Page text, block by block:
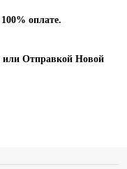
оплате.
или Отправкой Новой